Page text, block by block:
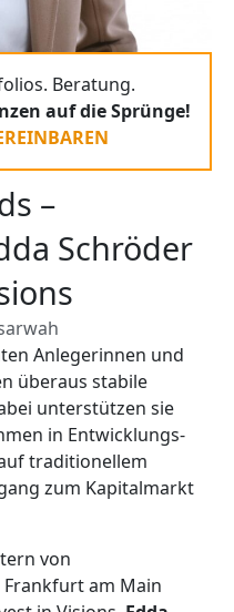
Beratung.
auf die Sprünge!
–
Schröder
Anlegerinnen und
überaus stabile
unterstützen sie
in Entwicklungs-
traditionellem
zum Kapitalmarkt
von
am Main